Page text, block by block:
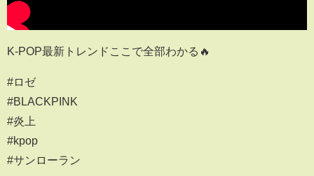
K-POP最新トレンドここで全部わかる🔥
#ロゼ
#BLACKPINK
#炎上
#kpop
#サンローラン